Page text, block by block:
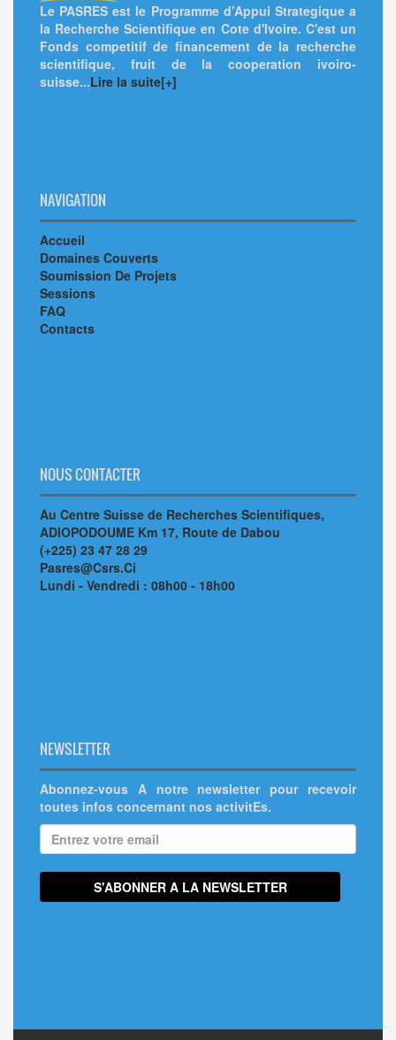
Le PASRES est le Programme d'Appui Strategique a
la Recherche Scientifique en Cote d'Ivoire. C'est un
Fonds competitif de financement de la recherche
scientifique, fruit de la cooperation ivoiro-
suisse...Lire la suite[+]
NAVIGATION
Accueil
Domaines Couverts
Soumission De Projets
Sessions
FAQ
Contacts
NOUS CONTACTER
Au Centre Suisse de Recherches Scientifiques,
ADIOPODOUME Km 17, Route de Dabou
(+225) 23 47 28 29
Pasres@Csrs.Ci
Lundi - Vendredi : 08h00 - 18h00
NEWSLETTER
Abonnez-vous A notre newsletter pour recevoir
toutes infos concernant nos activitEs.